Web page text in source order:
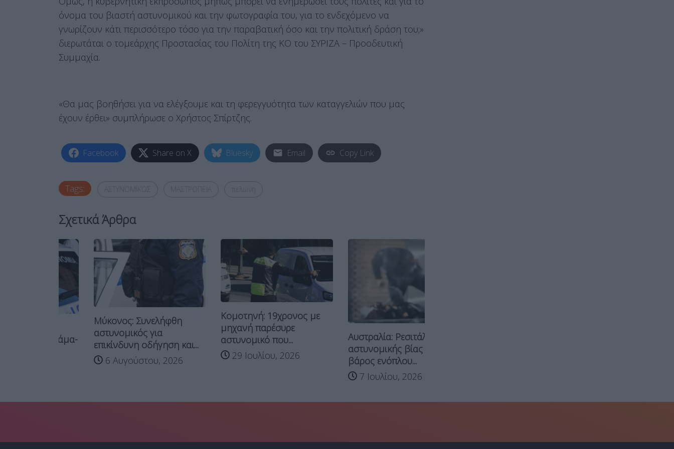
όνομα του βιαστή αστυνομικού και την φωτογραφία του, για το ενδεχόμενο να
γνωρίζουν κάτι περισσότερο τόσο για την παραβατική όσο και την πολιτική δράση του;»
διερωτάται ο τομεάρχης Προστασίας του Πολίτη της ΚΟ του ΣΥΡΙΖΑ – Προοδευτική
Συμμαχία.
«Θα μας βοηθήσει για να ελέγξουμε και τη φερεγγυότητα των καταγγελιών που μας
έχουν έρθει» συμπλήρωσε ο Χρήστος Σπίρτζης.
Facebook Share on X Bluesky Email Copy Link
Tags:
Σχετικά Άρθρα
Μύκονος: Συνελήφθη
αστυνομικός για
επικίνδυνη οδήγηση και...
6 Αυγούστου, 2026
Κομοτηνή: 19χρονος με
μηχανή παρέσυρε
αστυνομικό που...
29 Ιουλίου, 2026
Αυστραλία: Ρεσιτάλ
αστυνομικής βίας εις
βάρος ενόπλου...
7 Ιουλίου, 2026